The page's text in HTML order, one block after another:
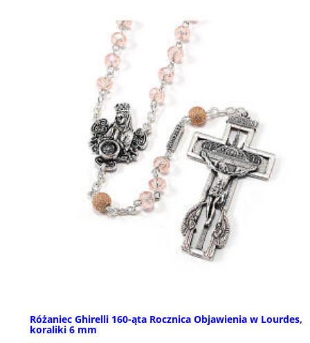
Różaniec Ghirelli 160-ąta Rocznica Objawienia w Lourdes,
koraliki 6 mm